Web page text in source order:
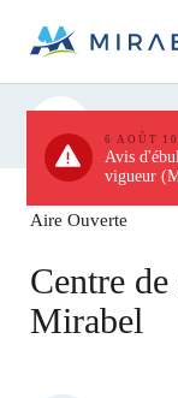
6 AOÛT
Avis
vigueur
Aire Ouverte
Centre
Mirabel